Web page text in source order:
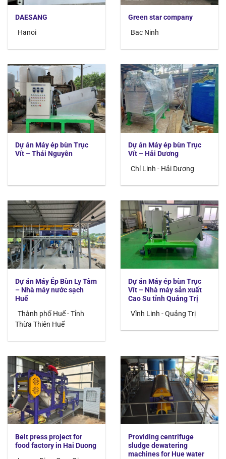
DAESANG
Hanoi
Green star company
Bac Ninh
Dự án Máy ép bùn Trục
Vít – Thái Nguyên
Dự án Máy ép bùn Trục
Vít – Hải Dương
Chí Linh - Hải Dương
Dự án Máy Ép Bùn Ly Tâm
– Nhà máy nước sạch
Huế
Thành phố Huế - Tỉnh
Thừa Thiên Huế
Dự án Máy ép bùn Trục
Vít – Nhà máy sản xuất
Cao Su tỉnh Quảng Trị
Vĩnh Linh - Quảng Trị
Belt press project for
food factory in Hai Duong
Providing centrifuge
sludge dewatering
machines for Hue water